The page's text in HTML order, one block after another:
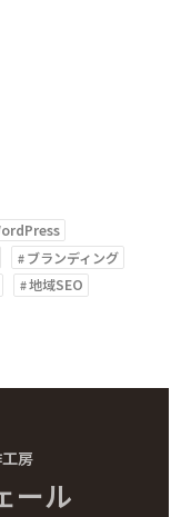
ブランディング
地域SEO
房
ール